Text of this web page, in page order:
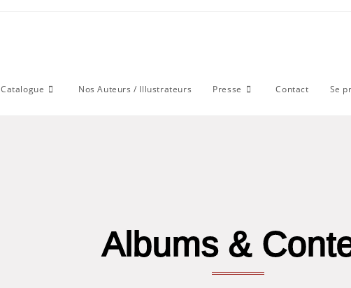
Catalogue Nos Auteurs / Illustrateurs Presse Contact Se
Albums &